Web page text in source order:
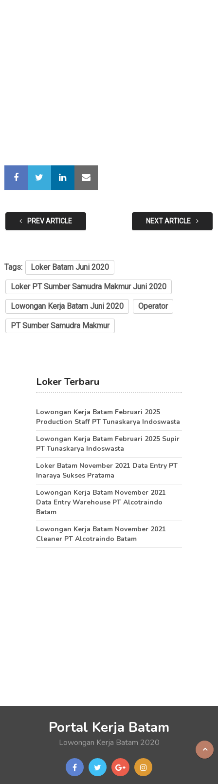
PREV ARTICLE NEXT ARTICLE
Tags: Loker Batam Juni 2020
Loker PT Sumber Samudra Makmur Juni 2020
Lowongan Kerja Batam Juni 2020 Operator
PT Sumber Samudra Makmur
Loker Terbaru
Lowongan Kerja Batam Februari 2025
Production Staff PT Tunaskarya Indoswasta
Lowongan Kerja Batam Februari 2025 Supir
PT Tunaskarya Indoswasta
Loker Batam November 2021 Data Entry PT
Inaraya Sukses Pratama
Lowongan Kerja Batam November 2021
Data Entry Warehouse PT Alcotraindo
Batam
Lowongan Kerja Batam November 2021
Cleaner PT Alcotraindo Batam
Portal Kerja Batam
Lowongan Kerja Batam 2020